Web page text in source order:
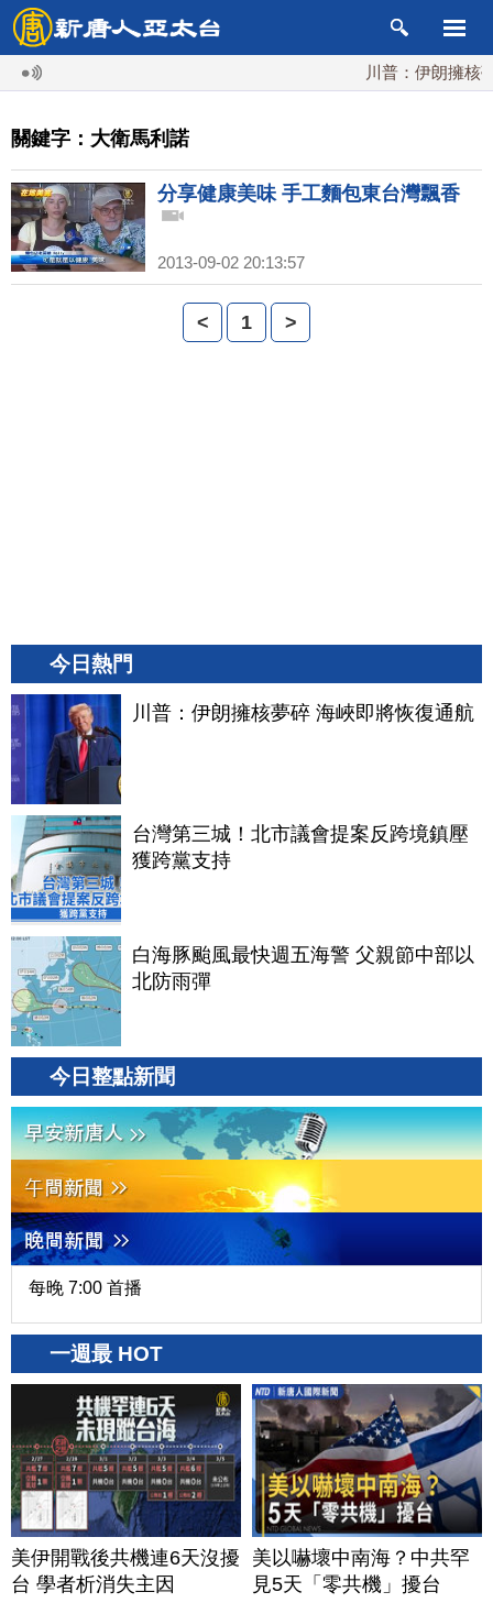
川普：伊朗擁核夢
關鍵字：大衛馬利諾
分享健康美味 手工麵包東台灣飄香
2013-09-02 20:13:57
< 1 >
今日熱門
川普：伊朗擁核夢碎 海峽即將恢復通航
台灣第三城！北市議會提案反跨境鎮壓
獲跨黨支持
白海豚颱風最快週五海警 父親節中部以
北防雨彈
今日整點新聞
每晚 7:00 首播
一週最 HOT
美伊開戰後共機連6天沒擾
台 學者析消失主因
美以嚇壞中南海？中共罕
見5天「零共機」擾台